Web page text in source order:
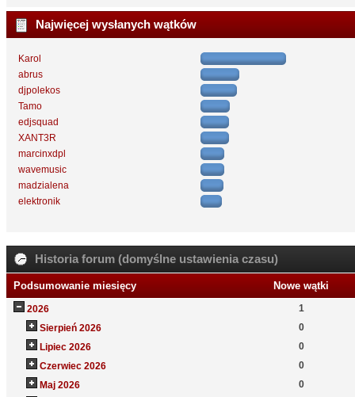
Najwięcej wysłanych wątków
Karol
abrus
djpolekos
Tamo
edjsquad
XANT3R
marcinxdpl
wavemusic
madzialena
elektronik
Historia forum (domyślne ustawienia czasu)
Podsumowanie miesięcy Nowe wątki
2026
1
Sierpień 2026
0
Lipiec 2026
0
Czerwiec 2026
0
Maj 2026
0